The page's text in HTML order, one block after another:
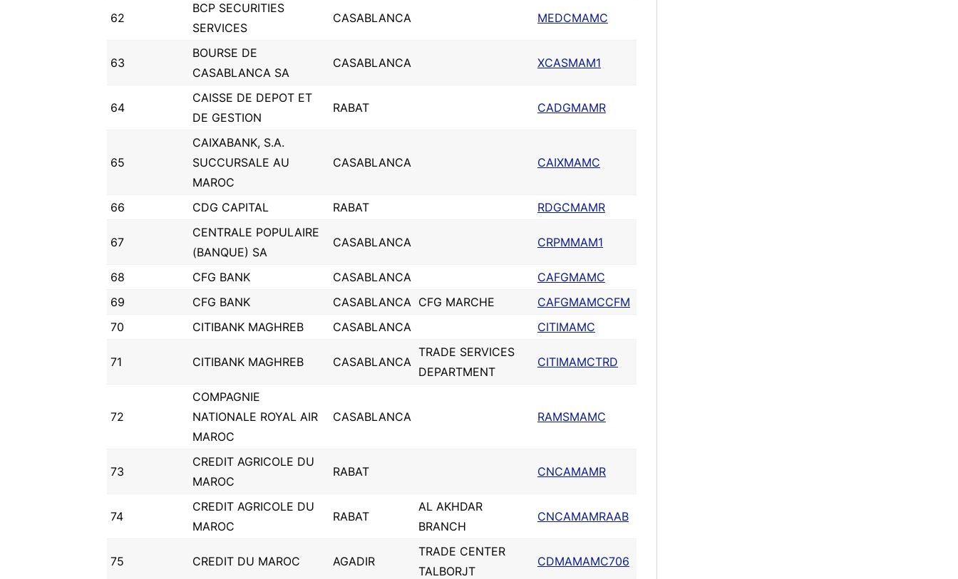
62
BCP SECURITIES
SERVICES
CASABLANCA MEDCMAMC
63
BOURSE DE
CASABLANCA SA
CASABLANCA XCASMAM1
64
CAISSE DE DEPOT ET
DE GESTION
RABAT CADGMAMR
65
CAIXABANK, S.A.
SUCCURSALE AU
MAROC
CASABLANCA CAIXMAMC
66 CDG CAPITAL RABAT RDGCMAMR
67
CENTRALE POPULAIRE
(BANQUE) SA
CASABLANCA CRPMMAM1
68 CFG BANK CASABLANCA
CAFGMAMC
69
CFG BANK CASABLANCA CFG MARCHE
CAFGMAMCCFM
70
CITIBANK MAGHREB CASABLANCA CITIMAMC
71 CITIBANK MAGHREB CASABLANCA
TRADE SERVICES
DEPARTMENT
CITIMAMCTRD
72
COMPAGNIE
NATIONALE ROYAL AIR
MAROC
CASABLANCA RAMSMAMC
73
CREDIT AGRICOLE DU
MAROC
RABAT CNCAMAMR
74
CREDIT AGRICOLE DU
MAROC
RABAT
AL AKHDAR
BRANCH
CNCAMAMRAAB
75 CREDIT DU MAROC AGADIR
TRADE CENTER
TALBORJT
CDMAMAMC706